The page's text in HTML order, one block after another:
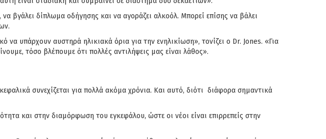
βγάλει δίπλωμα οδήγησης και να αγοράζει αλκοόλ. Μπορεί επίσης να βάλει
υπάρχουν αυστηρά ηλικιακά όρια για την ενηλικίωση», τονίζει ο Dr. Jones. «Για
τόσο βλέπουμε ότι πολλές αντιλήψεις μας είναι λάθος».
συνεχίζεται για πολλά ακόμα χρόνια. Και αυτό, διότι διάφορα σημαντικά
και στην διαμόρφωση του εγκεφάλου, ώστε οι νέοι είναι επιρρεπείς στην